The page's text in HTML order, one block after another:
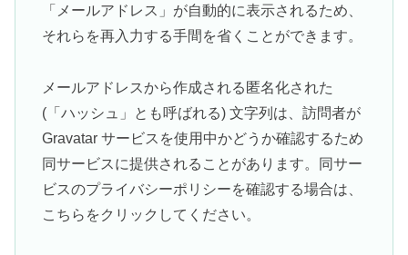
「メールアドレス」が自動的に表示されるため、
それらを再入力する手間を省くことができます。
メールアドレスから作成される匿名化された
(「ハッシュ」とも呼ばれる) 文字列は、訪問者が
Gravatar サービスを使用中かどうか確認するため
同サービスに提供されることがあります。同サー
ビスのプライバシーポリシーを確認する場合は、
こちらをクリックしてください。